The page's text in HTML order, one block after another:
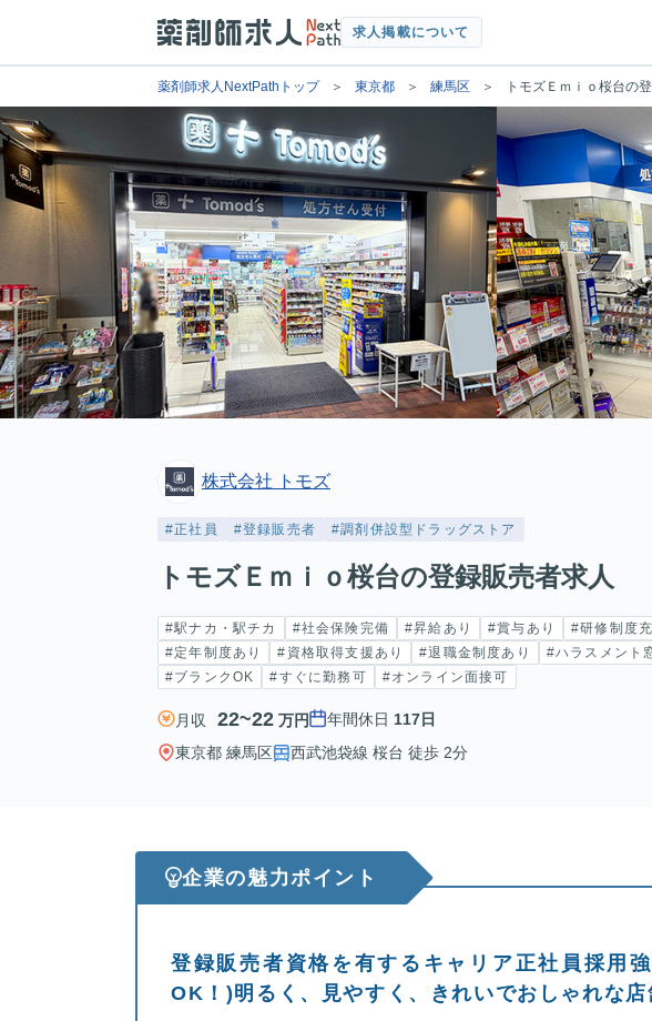
求人掲載について
薬剤師求人NextPathトップ 東京都 練馬区 トモズＥｍｉｏ桜台の
株式会社 トモズ
#正社員 #登録販売者 #調剤併設型ドラッグストア
トモズＥｍｉｏ桜台の登録販売者求人
#駅ナカ・駅チカ #社会保険完備 #昇給あり #賞与あり #研修制度
#定年制度あり
#資格取得支援あり #退職金制度あり #ハラスメント
#ブランクOK
#すぐに勤務可 #オンライン面接可
月収 22~22 万円 年間休日 117日
東京都 練馬区
西武池袋線 桜台 徒歩 2分
企業の魅力ポイント
登録販売者資格を有するキャリア正社員採用
OK！)明るく、見やすく、きれいでおしゃれな